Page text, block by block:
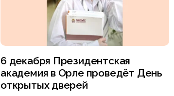
6 декабря Президентская
академия в Орле проведёт День
открытых дверей